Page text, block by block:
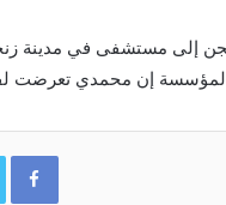
إلى مستشفى في مدينة
إن محمدي تعرضت